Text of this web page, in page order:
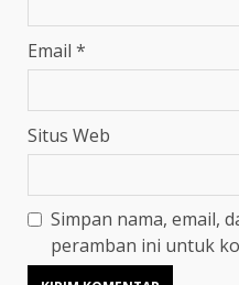
Email *
Situs Web
Simpan nama, email,
peramban ini untuk